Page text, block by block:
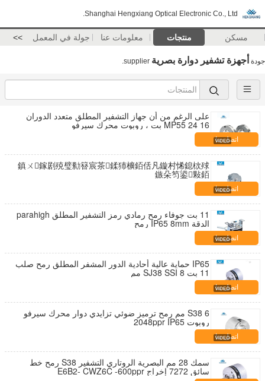
Shanghai Hengxiang Optical Electronic Co., Ltd.
مسكن منتجات معلومات عنا جولة في المعمل >>
جودة أجهزة تشفير دوارة بصرية
على الرغم من أن جهاز التشفير المطلق متعدد الدوران
MP55 24 16 بت ، روبوت محرك سيرفو
اتصل بنا
鎮ㄨ鎵剧殑璧勬簮宸茶鍒犻櫎銆佸凡鏇村悕鎴栨殏
鏃朵笉鍙敤銆
اتصل بنا
11 بت جوفاء رمح رمادي رمز التشفير المطلق parahigh
الدقة IP65 8mm رمح
اتصل بنا
IP65 حماية عالية أحادية الدور المشفر المطلق رمح صلب
11 بت SJ38 SSI 8 مم
اتصل بنا
S38 6 مم رمح ترميز ضوئي تزايدي دوار محرك سيرفو
روبوت 2048ppr IP65
اتصل بنا
سمك 28 مم البصرية الروتاري التشفير S38 رمح خط
سائق 7272 إخراج E6B2- CWZ6C -600ppr